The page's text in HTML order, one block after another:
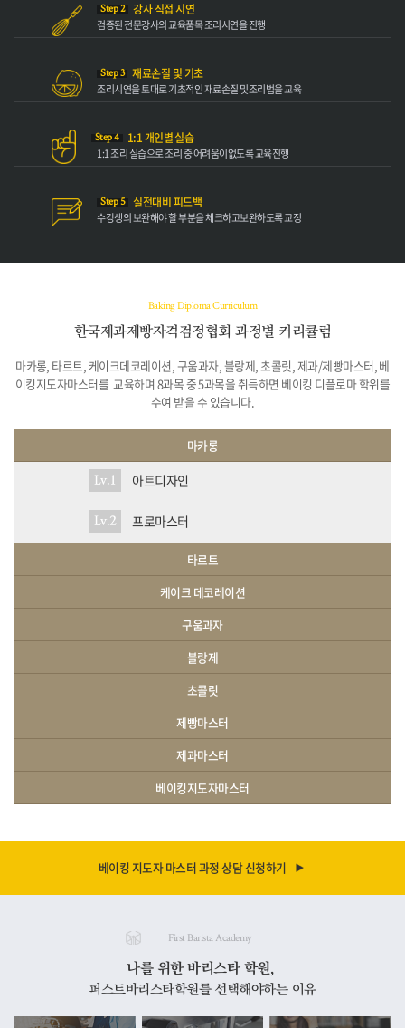
Step 2 강사 직접 시연
검증된 전문강사의교육품목 조리시연을 진행
Step 3 재료손질 및 기초
조리시연을 토대로기초적인 재료손질 및조리법을 교육
Step 4 1:1 개인별 실습
1:1 조리 실습으로조리 중 어려움이없도록 교육진행
Step 5 실전대비 피드백
수강생의 보완해야할 부분을 체크하고보완하도록 교정
Baking Diploma Curriculum
한국제과제빵자격검정협회 과정별 커리큘럼
마카롱, 타르트, 케이크데코레이션, 구움과자, 블랑제, 초콜릿, 제과/제빵마스터, 베
이킹지도자마스터를 교육하며 8과목 중 5과목을 취득하면 베이킹 디플로마 학위를
수여 받을 수 있습니다.
마카롱
Lv.1 아트디자인
Lv.2 프로마스터
타르트
케이크 데코레이션
구움과자
블랑제
초콜릿
제빵마스터
제과마스터
베이킹지도자마스터
베이킹 지도자 마스터 과정 상담 신청하기
First Barista Academy
나를 위한 바리스타 학원,
퍼스트바리스타학원를 선택해야하는 이유